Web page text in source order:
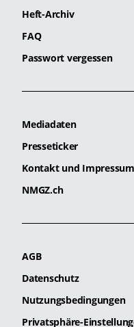
Heft-Archiv
FAQ
Passwort vergessen
Mediadaten
Presseticker
Kontakt und Impressum
NMGZ.ch
AGB
Datenschutz
Nutzungsbedingungen
Privatsphäre-